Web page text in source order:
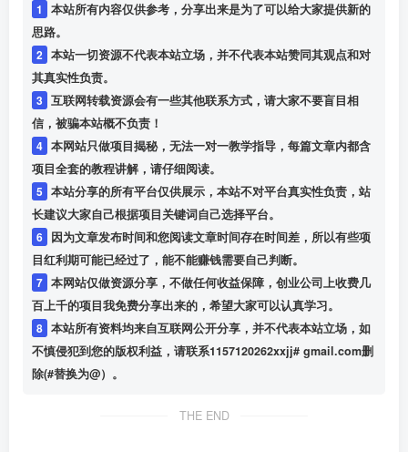
1
本站所有内容仅供参考，分享出来是为了可以给大家提供新的
思路。
2 本站一切资源不代表本站立场，并不代表本站赞同其观点和对
其真实性负责。
3 互联网转载资源会有一些其他联系方式，请大家不要盲目相
信，被骗本站概不负责！
4 本网站只做项目揭秘，无法一对一教学指导，每篇文章内都含
项目全套的教程讲解，请仔细阅读。
5 本站分享的所有平台仅供展示，本站不对平台真实性负责，站
长建议大家自己根据项目关键词自己选择平台。
6 因为文章发布时间和您阅读文章时间存在时间差，所以有些项
目红利期可能已经过了，能不能赚钱需要自己判断。
7 本网站仅做资源分享，不做任何收益保障，创业公司上收费几
百上千的项目我免费分享出来的，希望大家可以认真学习。
8 本站所有资料均来自互联网公开分享，并不代表本站立场，如
不慎侵犯到您的版权利益，请联系1157120262xxjj# gmail.com删
除(#替换为@）。
THE END